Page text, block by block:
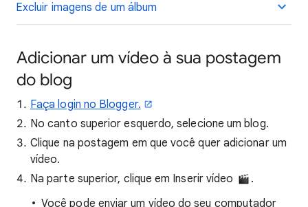
Excluir imagens de um álbum
Adicionar um vídeo à sua postagem
do blog
Faça login no Blogger.
No canto superior esquerdo, selecione um blog.
Clique na postagem em que você quer adicionar um
vídeo.
Na parte superior, clique em Inserir vídeo
.
Você pode enviar um vídeo do seu computador